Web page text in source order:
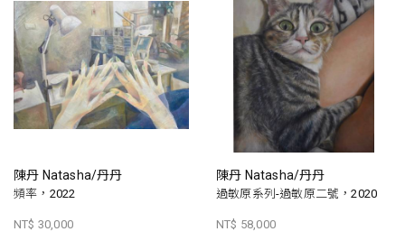
陳丹 Natasha/丹丹
頻率，2022
NT$ 30,000
陳丹 Natasha/丹丹
過敏原系列-過敏原二號，2020
NT$ 58,000